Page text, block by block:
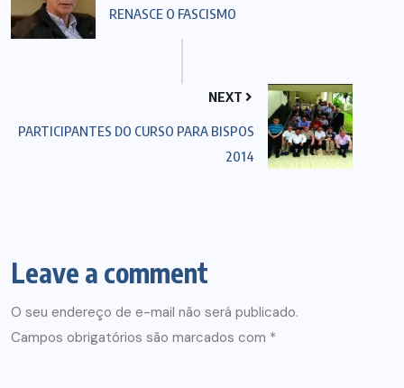
RENASCE O FASCISMO
NEXT
PARTICIPANTES DO CURSO PARA BISPOS
2014
Leave a comment
O seu endereço de e-mail não será publicado.
Campos obrigatórios são marcados com *